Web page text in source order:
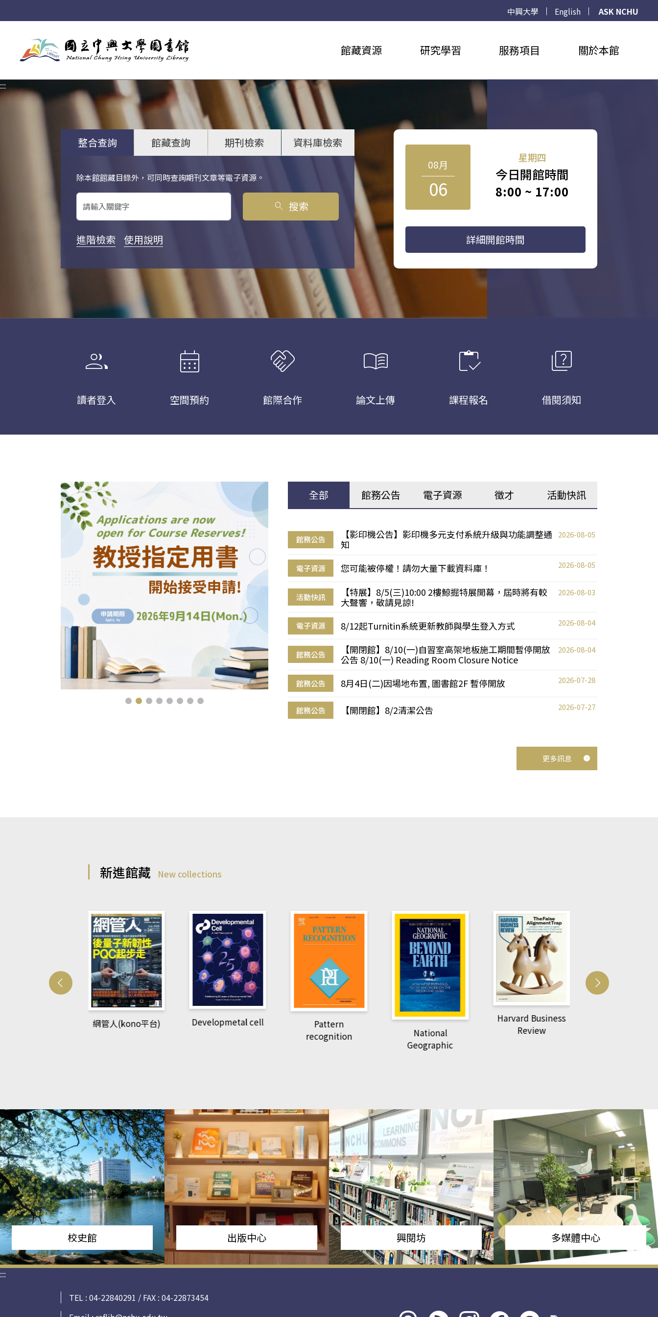
中興大學 English
ASK NCHU
館藏資源 研究學習 服務項目 關於本館
:::
整合查詢 館藏查詢 期刊檢索 資料庫檢索
除本館館藏目錄外，可同時查詢期刊文章等電子資源。
關鍵字搜尋
search 搜索
進階檢索 使用說明
08月
06
星期四
今日開館時間
8:00 ~ 17:00
詳細開館時間
group
讀者登入
calendar_month
空間預約
handshake
館際合作
menu_book
論文上傳
inventory
課程報名
quiz
借閱須知
全部 館務公告 電子資源 徵才 活動快訊
館務公告
【影印機公告】影印機多元支付系統升級與功能調整通
知
2026-08-05
電子資源 您可能被停權！請勿大量下載資料庫！ 2026-08-05
活動快訊
【特展】8/5(三)10:00 2樓鯨掘特展開幕，屆時將有較
大聲響，敬請見諒!
2026-08-03
電子資源 8/12起Turnitin系統更新教師與學生登入方式 2026-08-04
館務公告
【開閉館】8/10(一)自習室高架地板施工期間暫停開放
公告 8/10(一) Reading Room Closure Notice
2026-08-04
館務公告 8月4日(二)因場地布置, 圖書館2F 暫停開放 2026-07-28
館務公告 【開閉館】8/2清潔公告 2026-07-27
更多訊息
新進館藏 New collections
網管人(kono平台) Developmetal cell
Pattern
recognition
National
Geographic
Harvard Business
Review
校史館 出版中心 興閱坊 多媒體中心
:::
TEL : 04-22840291 / FAX : 04-22873454